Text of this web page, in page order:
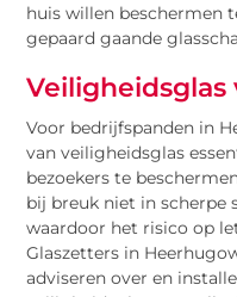
huis willen beschermen
gepaard gaande
Voor bedrijfspanden in
van veiligheidsglas
bezoekers te
bij breuk niet in scherpe
waardoor het risico op
Glaszetters in
adviseren over en